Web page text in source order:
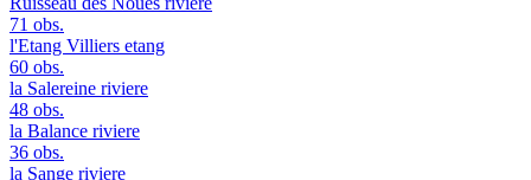
71 obs.
l'Etang Villiers etang
60 obs.
la Salereine riviere
48 obs.
la Balance riviere
36 obs.
la Sange riviere